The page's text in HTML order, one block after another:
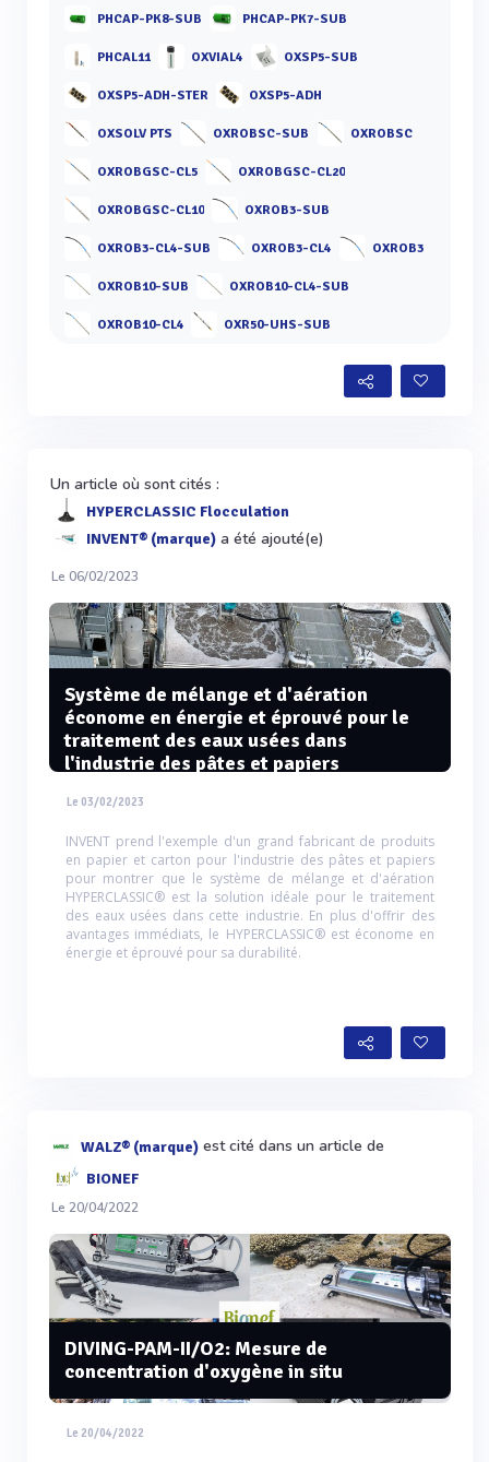
PHCAP-PK8-SUB PHCAP-PK7-SUB
PHCAL11 OXVIAL4 OXSP5-SUB
OXSP5-ADH-STER OXSP5-ADH
OXSOLV PTS OXROBSC-SUB OXROBSC
OXROBGSC-CL5 OXROBGSC-CL20
OXROBGSC-CL10 OXROB3-SUB
OXROB3-CL4-SUB OXROB3-CL4 OXROB3
OXROB10-SUB OXROB10-CL4-SUB
OXROB10-CL4 OXR50-UHS-SUB
Un article où sont cités :
HYPERCLASSIC Flocculation
INVENT® (marque) a été ajouté(e)
Le 06/02/2023
Système de mélange et d'aération
économe en énergie et éprouvé pour le
traitement des eaux usées dans
l'industrie des pâtes et papiers
Le 03/02/2023
INVENT prend l'exemple d'un grand fabricant de produits
en papier et carton pour l'industrie des pâtes et papiers
pour montrer que le système de mélange et d'aération
HYPERCLASSIC® est la solution idéale pour le traitement
des eaux usées dans cette industrie. En plus d'offrir des
avantages immédiats, le HYPERCLASSIC® est économe en
énergie et éprouvé pour sa durabilité.
WALZ® (marque) est cité dans un article de
BIONEF
Le 20/04/2022
DIVING-PAM-II/O2: Mesure de
concentration d'oxygène in situ
Le 20/04/2022